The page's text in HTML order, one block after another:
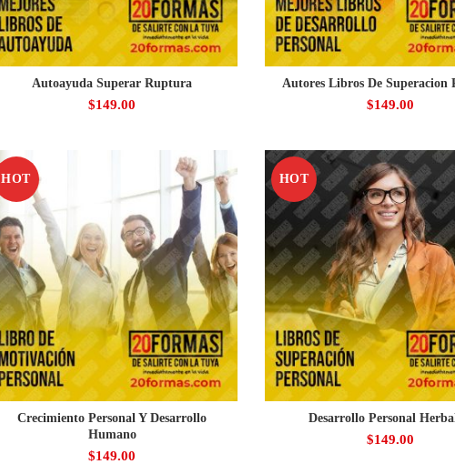
Autoayuda Superar Ruptura
$149.00
Autores Libros De Superacion
$149.00
HOT
Crecimiento Personal Y Desarrollo
Humano
$149.00
HOT
Desarrollo Personal
$149.00